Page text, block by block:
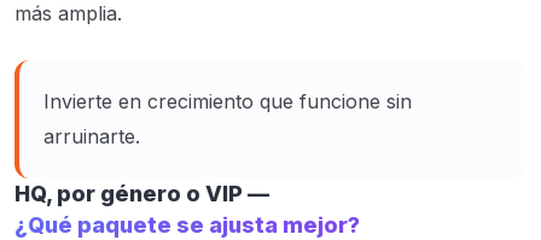
más amplia.
Invierte en crecimiento que funcione sin
arruinarte.
HQ, por género o VIP —
¿Qué paquete se ajusta mejor?